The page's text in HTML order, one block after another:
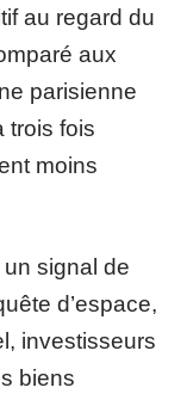
au regard du
aux
parisienne
trois fois
moins
signal de
d’espace,
investisseurs
biens